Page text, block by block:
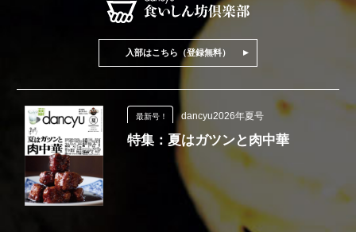
入部はこちら（登録無料）
最新号！ dancyu2026年夏号
特集：夏はガツンと肉中華